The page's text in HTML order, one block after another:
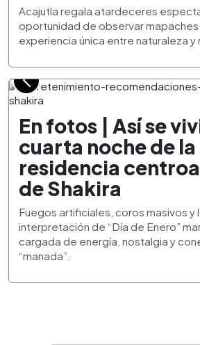
Acajutla regala atardeceres
oportunidad de observar mapaches
experiencia única entre naturaleza y
En fotos | Así se
cuarta noche de la
residencia
de Shakira
Fuegos artificiales, coros masivos y
interpretación de “Día de Enero”
cargada de energía, nostalgia y
“manada”.